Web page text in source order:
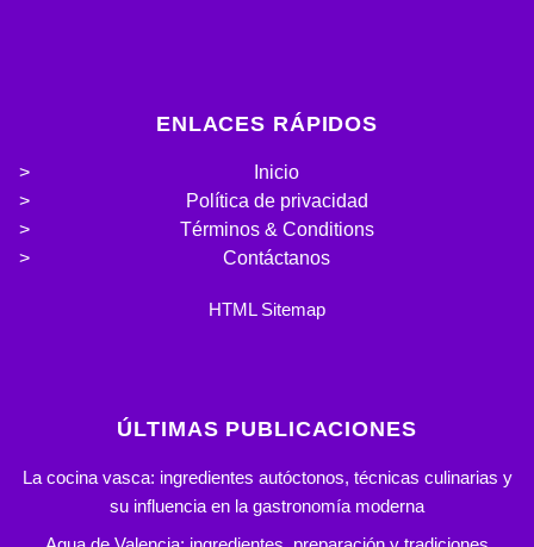
ENLACES RÁPIDOS
Inicio
Política de privacidad
Términos & Conditions
Contáctanos
HTML Sitemap
ÚLTIMAS PUBLICACIONES
La cocina vasca: ingredientes autóctonos, técnicas culinarias y
su influencia en la gastronomía moderna